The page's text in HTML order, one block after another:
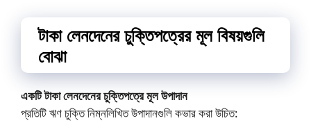
টাকা লেনদেনের চুক্তিপত্রের মূল বিষয়গুলি
বোঝা
একটি টাকা লেনদেনের চুক্তিপত্রে মূল উপাদান
প্রতিটি ঋণ চুক্তি নিম্নলিখিত উপাদানগুলি কভার করা উচিত: